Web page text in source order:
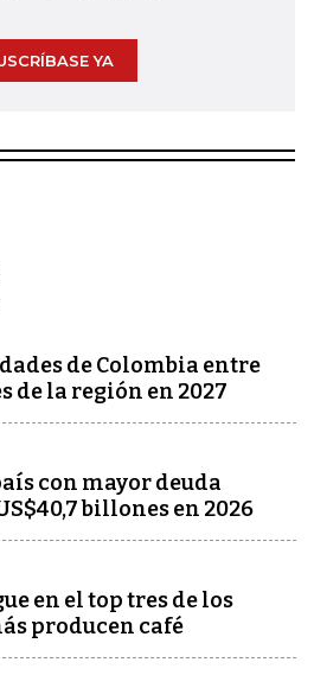
YA
de Colombia entre
de la región en 2027
con mayor deuda
billones en 2026
en el top tres de los
producen café